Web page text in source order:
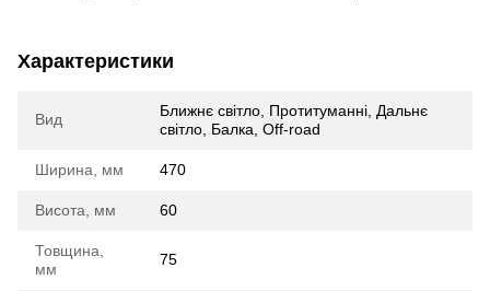
Характеристики
Вид
Ближнє світло, Протитуманні, Дальнє
світло, Балка, Off-road
Ширина, мм 470
Висота, мм 60
Товщина,
мм
75